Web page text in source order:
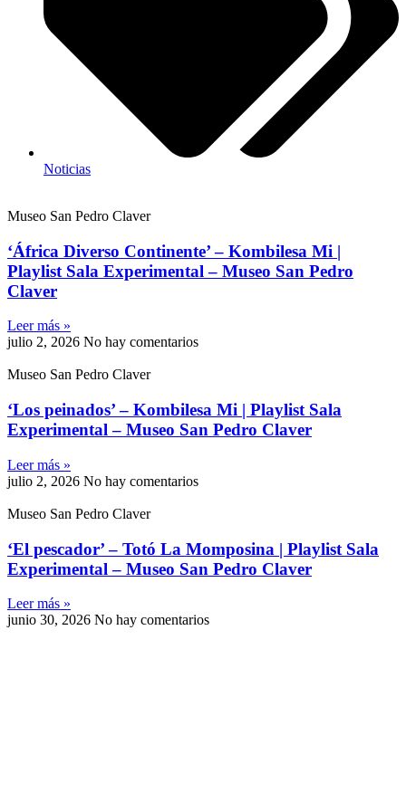
Noticias
Museo San Pedro Claver
‘África Diverso Continente’ – Kombilesa Mi |
Playlist Sala Experimental – Museo San Pedro
Claver
Leer más »
julio 2, 2026 No hay comentarios
Museo San Pedro Claver
‘Los peinados’ – Kombilesa Mi | Playlist Sala
Experimental – Museo San Pedro Claver
Leer más »
julio 2, 2026 No hay comentarios
Museo San Pedro Claver
‘El pescador’ – Totó La Momposina | Playlist Sala
Experimental – Museo San Pedro Claver
Leer más »
junio 30, 2026 No hay comentarios